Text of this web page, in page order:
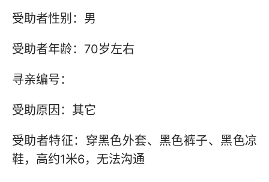
受助者性别：男
受助者年龄：70岁左右
寻亲编号：
受助原因：其它
受助者特征：穿黑色外套、黑色裤子、黑色凉
鞋，高约1米6，无法沟通